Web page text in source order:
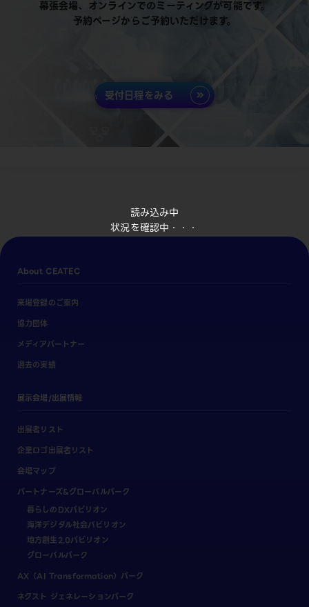
読み込み中
状況を確認中・・・
幕張会場、オンラインでのミーティングが可能です。
予約ページからご予約いただけます。
受付日程をみる
About CEATEC
来場登録のご案内
協力団体
メディアパートナー
過去の実績
展示会場/出展情報
出展者リスト
企業ロゴ出展者リスト
会場マップ
パートナーズ&グローバルパーク
暮らしのDXパビリオン
海洋デジタル社会パビリオン
地方創生2.0パビリオン
グローバルパーク
AX（AI Transformation）パーク
ネクスト ジェネレーションパーク